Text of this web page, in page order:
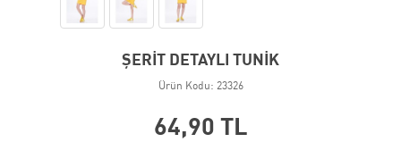
ŞERİT DETAYLI TUNİK
Ürün Kodu: 23326
64,90 TL